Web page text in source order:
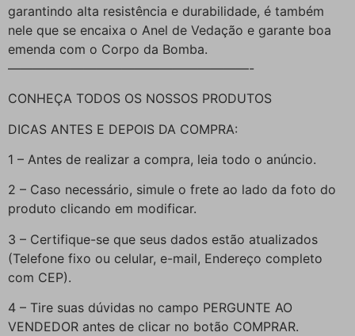
garantindo alta resistência e durabilidade, é também
nele que se encaixa o Anel de Vedação e garante boa
emenda com o Corpo da Bomba.
———————————————————-
CONHEÇA TODOS OS NOSSOS PRODUTOS
DICAS ANTES E DEPOIS DA COMPRA:
1 – Antes de realizar a compra, leia todo o anúncio.
2 – Caso necessário, simule o frete ao lado da foto do
produto clicando em modificar.
3 – Certifique-se que seus dados estão atualizados
(Telefone fixo ou celular, e-mail, Endereço completo
com CEP).
4 – Tire suas dúvidas no campo PERGUNTE AO
VENDEDOR antes de clicar no botão COMPRAR.